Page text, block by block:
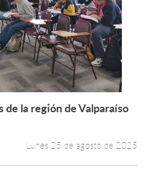
Leer más +
la región de Valparaíso
Lunes 25 de agosto de 2025